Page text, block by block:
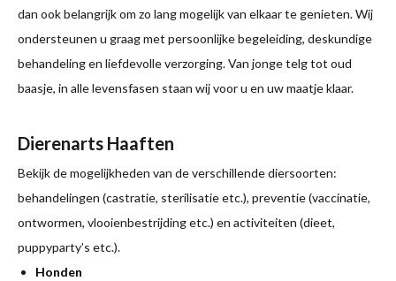
dan ook belangrijk om zo lang mogelijk van elkaar te genieten. Wij
ondersteunen u graag met persoonlijke begeleiding, deskundige
behandeling en liefdevolle verzorging. Van jonge telg tot oud
baasje, in alle levensfasen staan wij voor u en uw maatje klaar.
Dierenarts Haaften
Bekijk de mogelijkheden van de verschillende diersoorten:
behandelingen (castratie, sterilisatie etc.), preventie (vaccinatie,
ontwormen, vlooienbestrijding etc.) en activiteiten (dieet,
puppyparty’s etc.).
Honden